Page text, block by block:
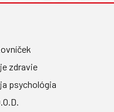
zdravie
psychológia